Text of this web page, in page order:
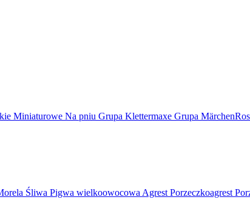
Miniaturowe Na pniu Grupa Klettermaxe Grupa
Śliwa Pigwa wielkoowocowa Agrest Porzeczkoagrest